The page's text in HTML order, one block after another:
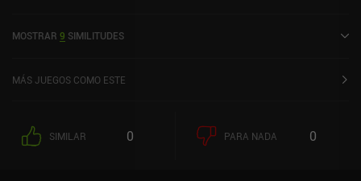
2013 y tiene una valoración actual de 4,6 sobre 5,0 en Google Play
MOSTRAR 9 SIMILITUDES
MÁS JUEGOS COMO ESTE
SIMILAR 0 PARA NADA 0